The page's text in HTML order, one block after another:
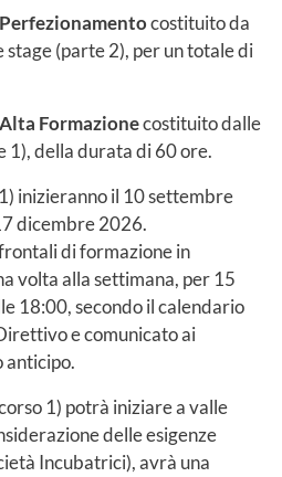
costituito da
(parte 2), per un totale di
Formazionecostituito dalle
1), della durata di 60 ore.
inizieranno il 10 settembre
dicembre 2026.
di formazione in
volta alla settimana, per 15
18:00, secondo il calendario
e comunicato ai
anticipo.
1) potrà iniziare a valle
delle esigenze
Incubatrici), avrà una